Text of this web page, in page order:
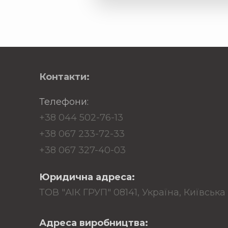
Контакти:
Телефони:
+38 044 502-76-13
+38 067 233-72-33
+38 067 327-40-03
Юридична адреса:
ТОВ "АІК ГРУП" 08141, Україна,
Адреса виробництва: